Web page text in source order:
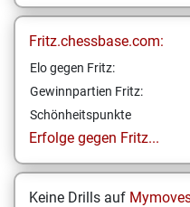
Fritz.chessbase.com:
Elo gegen Fritz:
Gewinnpartien Fritz:
Schönheitspunkte
Erfolge gegen Fritz...
Keine Drills auf